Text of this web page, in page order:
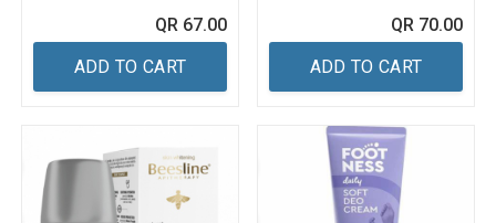
QR 70.00
ADD TO CART
QR 67.00
ADD TO CART